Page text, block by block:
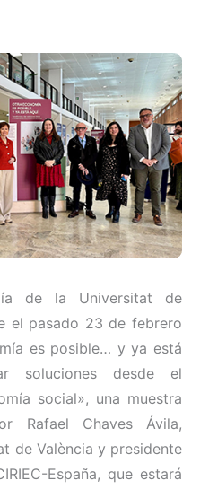
de la Universitat de
el pasado 23 de febrero
es posible… y ya está
soluciones desde el
social», una muestra
Rafael Chaves Ávila,
de València y presidente
España, que estará